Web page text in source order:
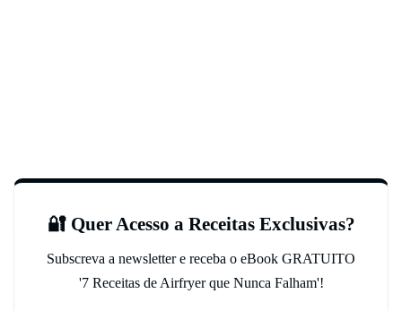
🔐 Quer Acesso a Receitas Exclusivas?
Subscreva a newsletter e receba o eBook GRATUITO
'7 Receitas de Airfryer que Nunca Falham'!